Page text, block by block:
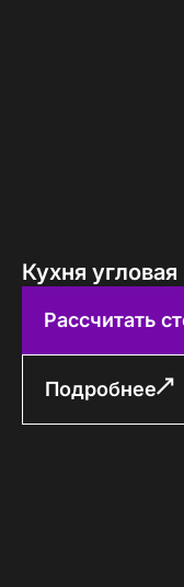
Кухня
Рассчитать
Подробнее